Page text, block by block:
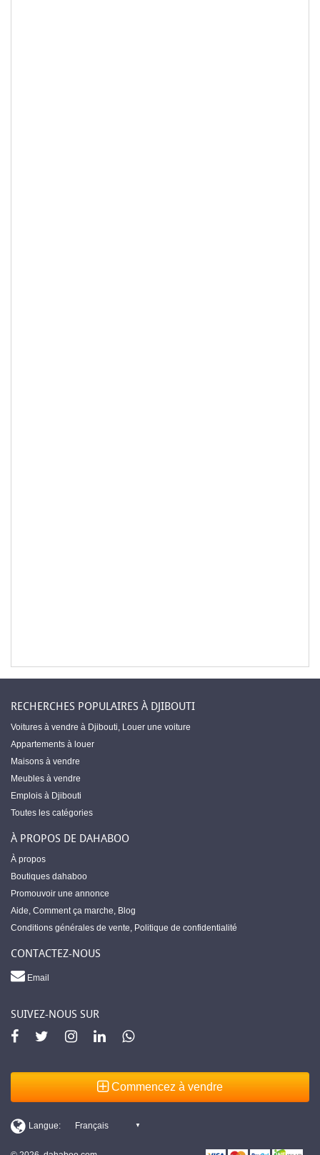
RECHERCHES POPULAIRES À DJIBOUTI
Voitures à vendre à Djibouti, Louer une voiture
Appartements à louer
Maisons à vendre
Meubles à vendre
Emplois à Djibouti
Toutes les catégories
À PROPOS DE DAHABOO
À propos
Boutiques dahaboo
Promouvoir une annonce
Aide, Comment ça marche, Blog
Conditions générales de vente, Politique de confidentialité
CONTACTEZ-NOUS
Email
SUIVEZ-NOUS SUR
Commencez à vendre